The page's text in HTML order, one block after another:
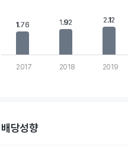
The chart has 1 Y axis
1.76
1.76 1.92
1.92 2.12
2.12
2017 2018 2019
배당성향